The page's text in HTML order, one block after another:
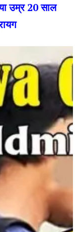
उम्र 20 साल